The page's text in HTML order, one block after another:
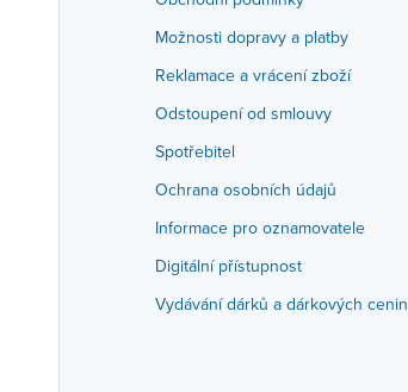
Možnosti dopravy a platby
Reklamace a vrácení zboží
Odstoupení od smlouvy
Spotřebitel
Ochrana osobních údajů
Informace pro oznamovatele
Digitální přístupnost
Vydávání dárků a dárkových cenin